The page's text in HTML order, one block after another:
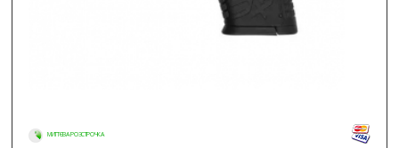
МИТТЄВА РОЗСТРОЧКА